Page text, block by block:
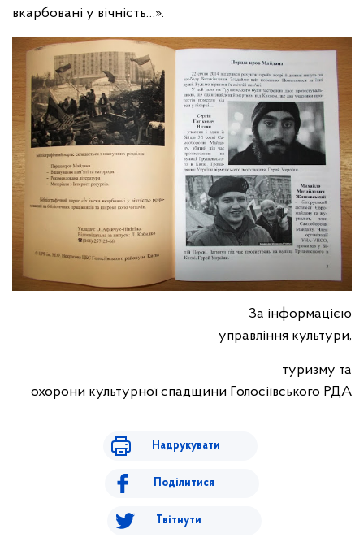
вкарбовані у вічність…».
За інформацією
управління культури,
туризму та
охорони культурної спадщини Голосіївського РДА
Надрукувати
Поділитися
Твітнути